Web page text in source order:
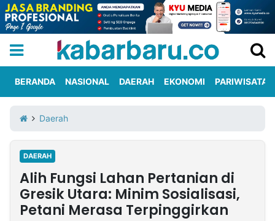
Iklan
Berita
Kami
Nasional
International
Olahraga
Entertainment
Daerah
Pariwisata
Kuliner
Kolom
BERANDA NASIONAL DAERAH EKONOMI PARIWISATA
Daerah
DAERAH
Alih Fungsi Lahan Pertanian di
Gresik Utara: Minim Sosialisasi,
Petani Merasa Terpinggirkan